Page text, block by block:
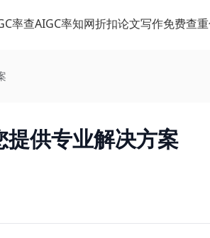
率查AIGC率知网折扣论文写作免费查重
供专业解决方案